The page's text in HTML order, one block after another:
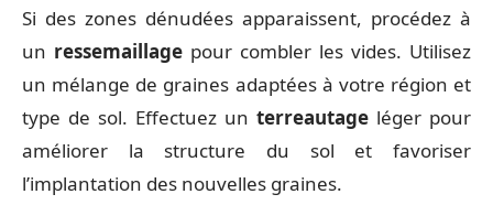
Si des zones dénudées apparaissent, procédez à
un ressemaillage pour combler les vides. Utilisez
un mélange de graines adaptées à votre région et
type de sol. Effectuez un terreautage léger pour
améliorer la structure du sol et favoriser
l’implantation des nouvelles graines.